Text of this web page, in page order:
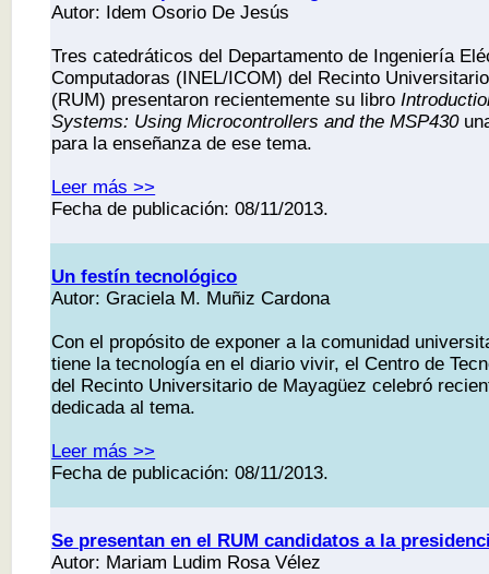
Autor: Idem Osorio De Jesús
Tres catedráticos del Departamento de Ingeniería
Computadoras (INEL/ICOM) del Recinto
(RUM) presentaron recientemente su libro
Systems: Using Microcontrollers and the MSP430
para la enseñanza de ese tema.
Leer más >>
Fecha de publicación: 08/11/2013.
Un festín tecnológico
Autor: Graciela M. Muñiz Cardona
Con el propósito de exponer a la comunidad
tiene la tecnología en el diario vivir, el Centro de
del Recinto Universitario de Mayagüez celebró
dedicada al tema.
Leer más >>
Fecha de publicación: 08/11/2013.
Se presentan en el RUM candidatos a la
Autor: Mariam Ludim Rosa Vélez